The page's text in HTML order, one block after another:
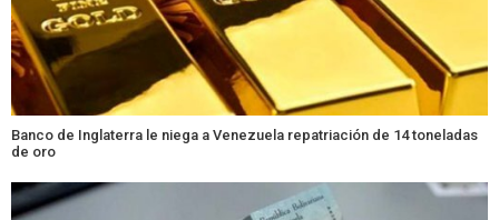
Banco de Inglaterra le niega a Venezuela repatriación de 14 toneladas
de oro